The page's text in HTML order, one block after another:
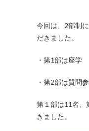
今回は、2部制
だきました。
・第1部は座学
・第2部は質問
第１部は11名、
きました。